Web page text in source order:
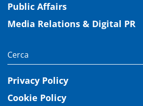
Public Affairs
Media Relations & Digital PR
Privacy Policy
Cookie Policy